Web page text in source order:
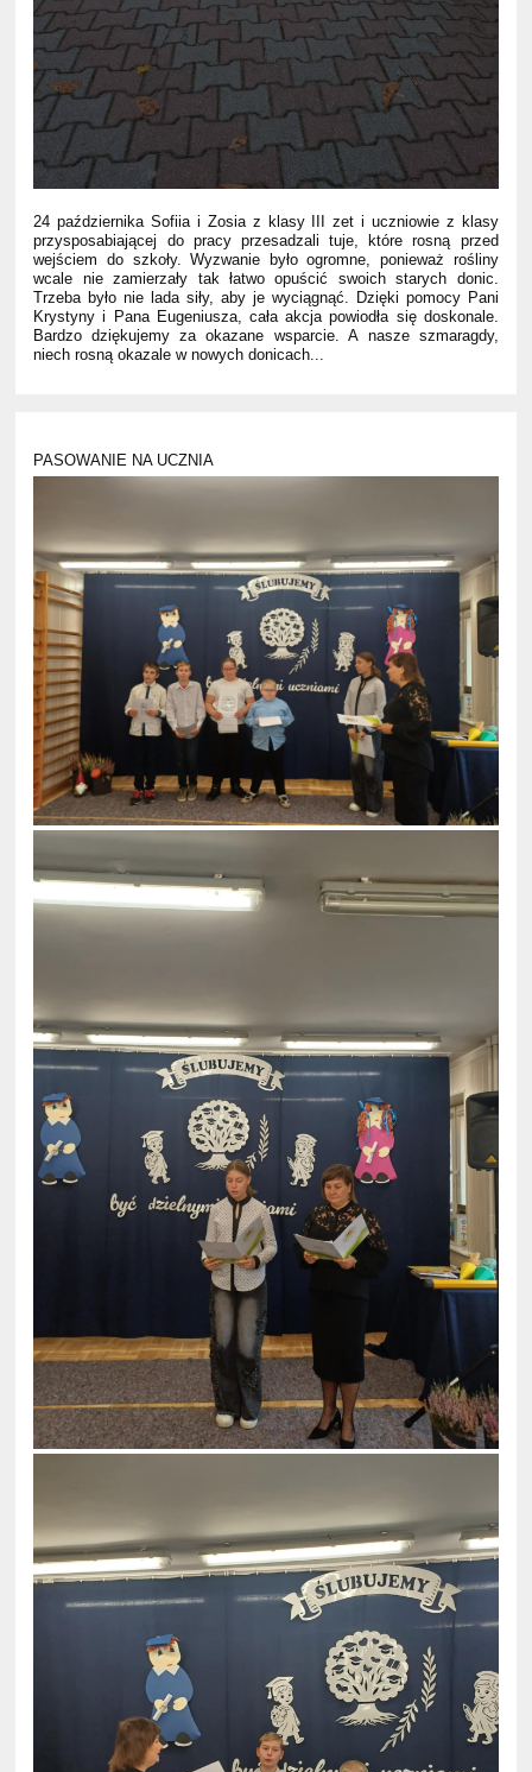
24 października Sofiia i Zosia z klasy III zet i uczniowie z klasy
przysposabiającej do pracy przesadzali tuje, które rosną przed
wejściem do szkoły. Wyzwanie było ogromne, ponieważ rośliny
wcale nie zamierzały tak łatwo opuścić swoich starych donic.
Trzeba było nie lada siły, aby je wyciągnąć. Dzięki pomocy Pani
Krystyny i Pana Eugeniusza, cała akcja powiodła się doskonale.
Bardzo dziękujemy za okazane wsparcie. A nasze szmaragdy,
niech rosną okazale w nowych donicach...
PASOWANIE NA UCZNIA